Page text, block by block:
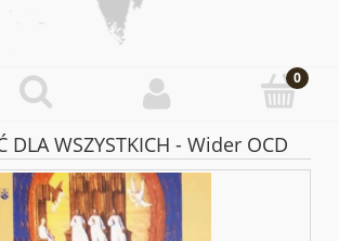
DLA WSZYSTKICH - Wider OCD